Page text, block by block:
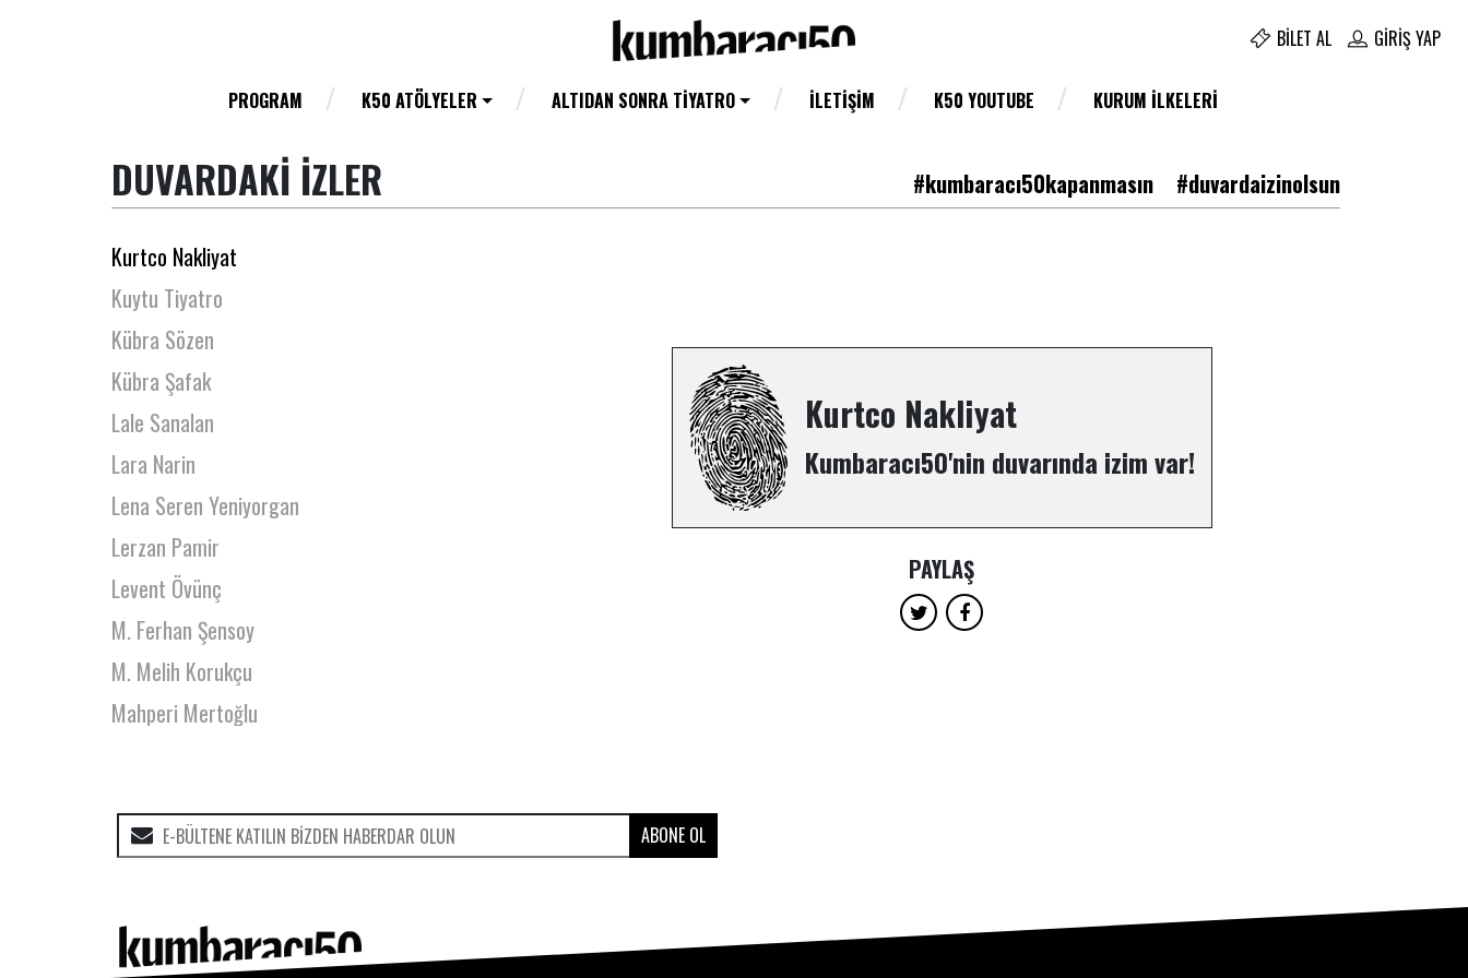
BILET AL GIRIŞ YAP
PROGRAM K50 ATÖLYELER ALTIDAN SONRA TIYATRO İLETIŞIM K50 YOUTUBE KURUM İLKELERI
DUVARDAKİ İZLER #kumbaracı50kapanmasın #duvardaizinolsun
Kemal Aydoğan
Kıvanç Erten
Kumru Cantürk
Kurtco Nakliyat
Kuytu Tiyatro
Kübra Sözen
Kübra Şafak
Lale Sanalan
Lara Narin
Lena Seren Yeniyorgan
Lerzan Pamir
Levent Övünç
M. Ferhan Şensoy
M. Melih Korukçu
Mahperi Mertoğlu
Mehmet Emin Yıldız
Mehmet Kerem Özel
Mehmet Nergiz
Kurtco Nakliyat
Kumbaracı50'nin duvarında izim var!
PAYLAŞ
ABONE OL